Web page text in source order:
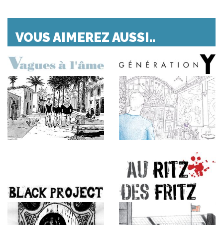
VOUS AIMEREZ AUSSI..